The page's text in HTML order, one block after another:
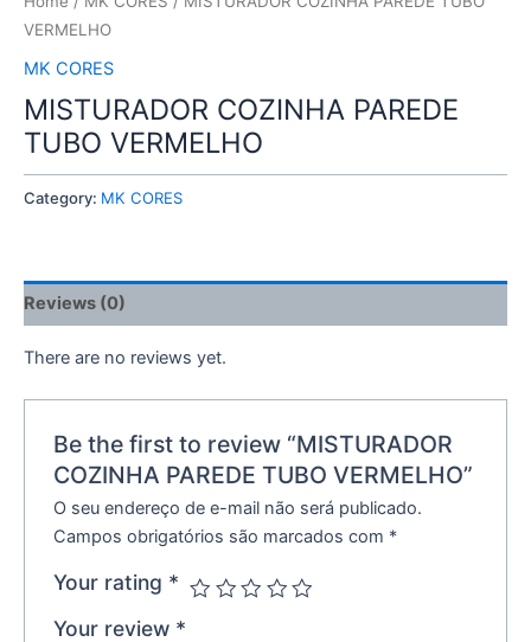
VERMELHO
MK CORES
MISTURADOR COZINHA PAREDE
TUBO VERMELHO
Category: MK CORES
Reviews (0)
There are no reviews yet.
Be the first to review “MISTURADOR
COZINHA PAREDE TUBO VERMELHO”
O seu endereço de e-mail não será publicado.
Campos obrigatórios são marcados com *
Your rating *
Your review *